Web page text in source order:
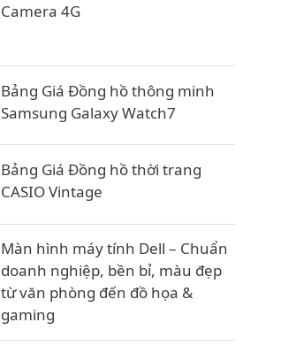
Camera 4G
Bảng Giá Đồng hồ thông minh
Samsung Galaxy Watch7
Bảng Giá Đồng hồ thời trang
CASIO Vintage
Màn hình máy tính Dell – Chuẩn
doanh nghiệp, bền bỉ, màu đẹp
từ văn phòng đến đồ họa &
gaming